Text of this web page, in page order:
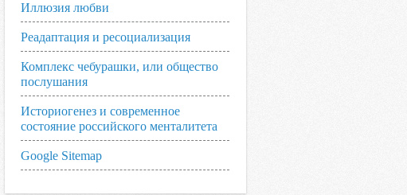
Иллюзия любви
Реадаптация и ресоциализация
Комплекс чебурашки, или общество
послушания
Историогенез и современное
состояние российского менталитета
Google Sitemap